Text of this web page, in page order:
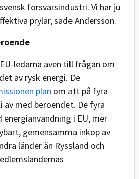
försvarsindustri. Vi har ju
prylar, sade Andersson.
ledarna även till frågan om
av rysk energi. De
plan om att på fyra
av med beroendet. De fyra
energianvändning i EU, mer
gemensamma inköp av
länder än Ryssland och